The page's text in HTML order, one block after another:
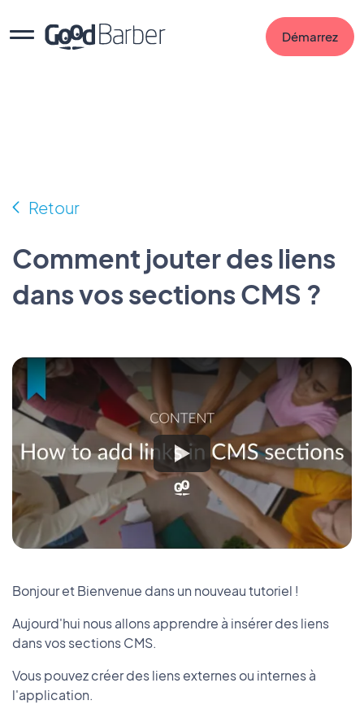
Démarrez
Retour
Comment jouter des liens
dans vos sections CMS ?
Bonjour et Bienvenue dans un nouveau tutoriel !
Aujourd'hui nous allons apprendre à insérer des liens
dans vos sections CMS.
Vous pouvez créer des liens externes ou internes à
l'application.